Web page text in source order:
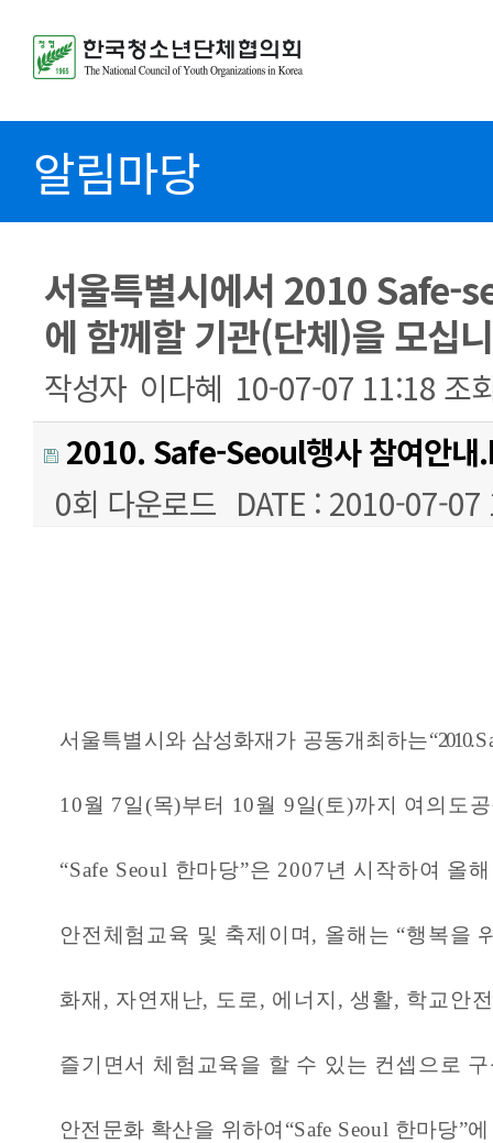
알림마당
서울특별시에서 2010 Safe-
에 함께할 기관(단체)을 모십
작성자 이다혜 10-07-07 11:18 조
2010. Safe-Seoul행사 참여안
0회 다운로드 DATE : 2010-07-
서울특별시와 삼성화재가 공동개최하는“2010.
10월 7일(목)부터 10월 9일(토)까지 여의도
“Safe Seoul 한마당”은 2007년 시작하여 올
안전체험교육 및 축제이며, 올해는 “행복을
화재, 자연재난, 도로, 에너지, 생활, 학교안
즐기면서 체험교육을 할 수 있는 컨셉으로
안전문화 확산을 위하여“Safe Seoul 한마당”